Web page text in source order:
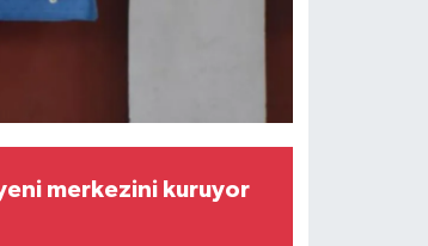
merkezini kuruyor